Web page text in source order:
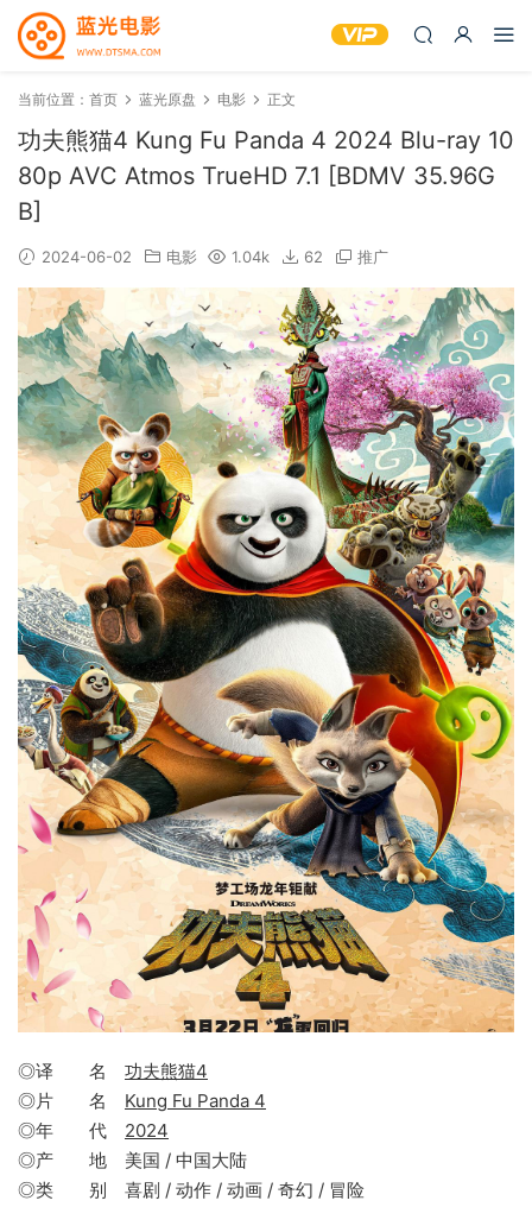
当前位置： 首页 蓝光原盘 电影 正文
功夫熊猫4 Kung Fu Panda 4 2024 Blu-ray 10
80p AVC Atmos TrueHD 7.1 [BDMV 35.96G
B]
2024-06-02 电影 1.04k 62 推广
◎译 名 功夫熊猫4
◎片 名 Kung Fu Panda 4
◎年 代 2024
◎产 地 美国 / 中国大陆
◎类 别 喜剧 / 动作 / 动画 / 奇幻 / 冒险